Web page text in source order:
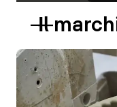
Il